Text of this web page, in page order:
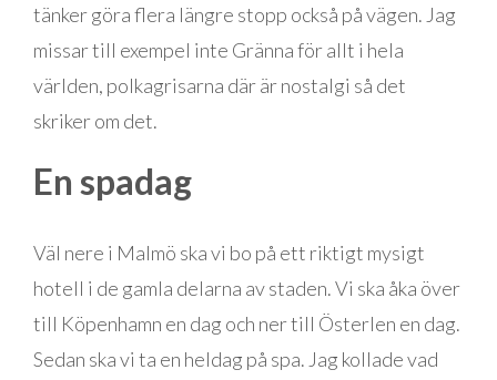
tänker göra flera längre stopp också på vägen. Jag
missar till exempel inte Gränna för allt i hela
världen, polkagrisarna där är nostalgi så det
skriker om det.
En spadag
Väl nere i Malmö ska vi bo på ett riktigt mysigt
hotell i de gamla delarna av staden. Vi ska åka över
till Köpenhamn en dag och ner till Österlen en dag.
Sedan ska vi ta en heldag på spa. Jag kollade vad